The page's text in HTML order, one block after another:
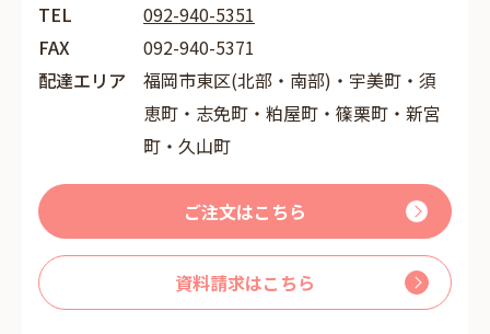
TEL
092-940-5351
FAX
092-940-5371
配達エリア
福岡市東区(北部・南部)・宇美町・須
恵町・志免町・粕屋町・篠栗町・新宮
町・久山町
ご注文はこちら
資料請求はこちら